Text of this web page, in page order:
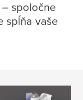
spoločne
spĺňa vaše